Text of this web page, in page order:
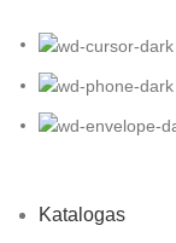
Katalogas